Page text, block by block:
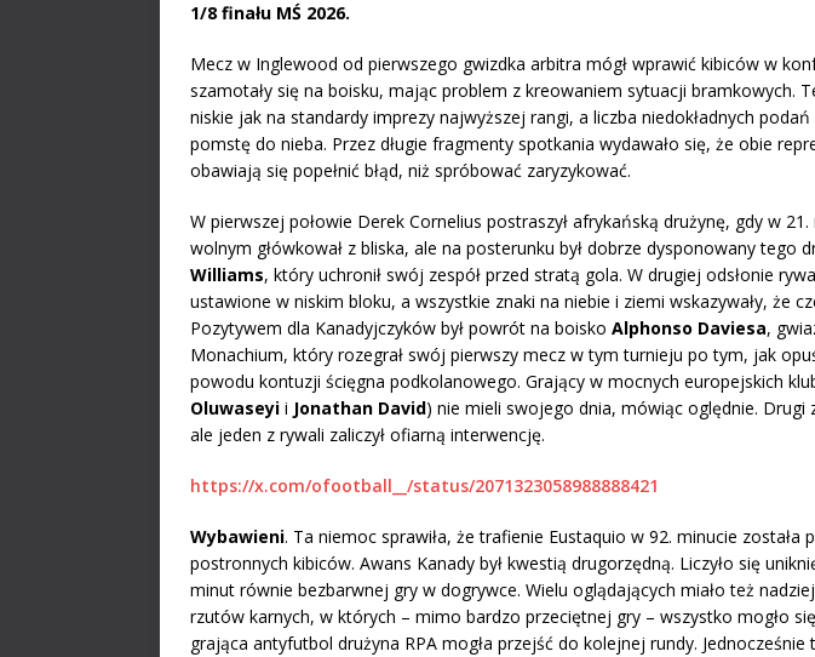
1/8 finału MŚ 2026.
Mecz w Inglewood od pierwszego gwizdka arbitra mógł wprawić kibiców w
szamotały się na boisku, mając problem z kreowaniem sytuacji bramkowych.
niskie jak na standardy imprezy najwyższej rangi, a liczba niedokładnych
pomstę do nieba. Przez długie fragmenty spotkania wydawało się, że obie
obawiają się popełnić błąd, niż spróbować zaryzykować.
W pierwszej połowie Derek Cornelius postraszył afrykańską drużynę, gdy w
wolnym główkował z bliska, ale na posterunku był dobrze dysponowany tego
Williams, który uchronił swój zespół przed stratą gola. W drugiej odsłonie
ustawione w niskim bloku, a wszystkie znaki na niebie i ziemi wskazywały, że
Pozytywem dla Kanadyjczyków był powrót na boisko Alphonso Daviesa,
Monachium, który rozegrał swój pierwszy mecz w tym turnieju po tym, jak
powodu kontuzji ścięgna podkolanowego. Grający w mocnych europejskich
Oluwaseyi i Jonathan David) nie mieli swojego dnia, mówiąc oględnie. Drugi
ale jeden z rywali zaliczył ofiarną interwencję.
https://x.com/ofootball__/status/2071323058988888421
Wybawieni. Ta niemoc sprawiła, że trafienie Eustaquio w 92. minucie została
postronnych kibiców. Awans Kanady był kwestią drugorzędną. Liczyło się
minut równie bezbarwnej gry w dogrywce. Wielu oglądających miało też
rzutów karnych, w których – mimo bardzo przeciętnej gry – wszystko mogło
grająca antyfutbol drużyna RPA mogła przejść do kolejnej rundy. Jednocześnie